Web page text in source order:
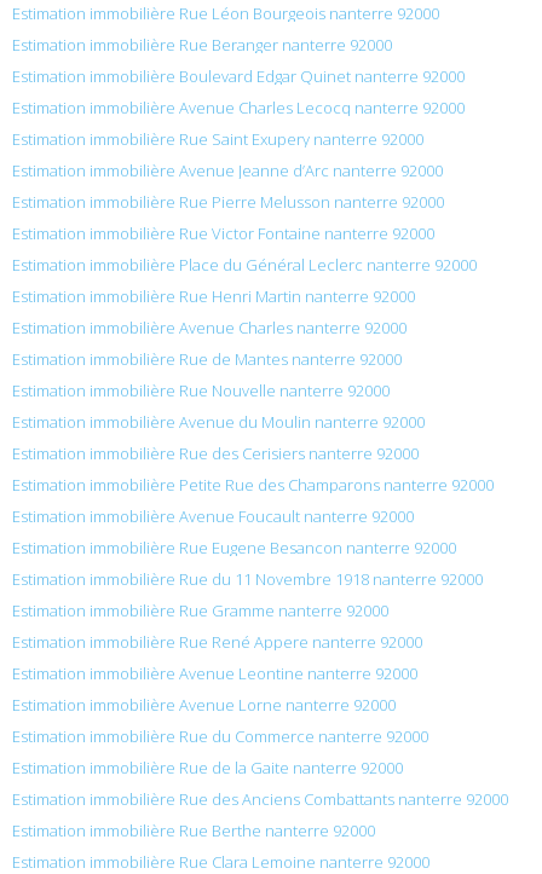
Estimation immobilière Rue Léon Bourgeois nanterre 92000
Estimation immobilière Rue Beranger nanterre 92000
Estimation immobilière Boulevard Edgar Quinet nanterre 92000
Estimation immobilière Avenue Charles Lecocq nanterre 92000
Estimation immobilière Rue Saint Exupery nanterre 92000
Estimation immobilière Avenue Jeanne d’Arc nanterre 92000
Estimation immobilière Rue Pierre Melusson nanterre 92000
Estimation immobilière Rue Victor Fontaine nanterre 92000
Estimation immobilière Place du Général Leclerc nanterre 92000
Estimation immobilière Rue Henri Martin nanterre 92000
Estimation immobilière Avenue Charles nanterre 92000
Estimation immobilière Rue de Mantes nanterre 92000
Estimation immobilière Rue Nouvelle nanterre 92000
Estimation immobilière Avenue du Moulin nanterre 92000
Estimation immobilière Rue des Cerisiers nanterre 92000
Estimation immobilière Petite Rue des Champarons nanterre 92000
Estimation immobilière Avenue Foucault nanterre 92000
Estimation immobilière Rue Eugene Besancon nanterre 92000
Estimation immobilière Rue du 11 Novembre 1918 nanterre 92000
Estimation immobilière Rue Gramme nanterre 92000
Estimation immobilière Rue René Appere nanterre 92000
Estimation immobilière Avenue Leontine nanterre 92000
Estimation immobilière Avenue Lorne nanterre 92000
Estimation immobilière Rue du Commerce nanterre 92000
Estimation immobilière Rue de la Gaite nanterre 92000
Estimation immobilière Rue des Anciens Combattants nanterre 92000
Estimation immobilière Rue Berthe nanterre 92000
Estimation immobilière Rue Clara Lemoine nanterre 92000